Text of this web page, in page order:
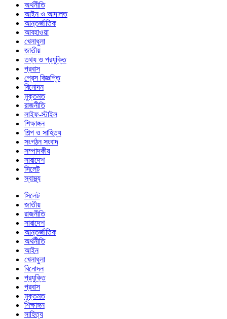
অর্থনীতি
আইন ও আদালত
আন্তর্জাতিক
আবহাওয়া
খেলাধুলা
জাতীয়
তথ্য ও প্রযুক্তি
প্রবাস
প্রেস বিজ্ঞপ্তি
বিনোদন
মুক্তমত
রাজনীতি
লাইফ-স্টাইল
শিক্ষাঙ্গন
শিল্প ও সাহিত্য
সংগঠন সংবাদ
সম্পাদকীয়
সারাদেশ
সিলেট
স্বাস্থ্য
সিলেট
জাতীয়
রাজনীতি
সারাদেশ
আন্তর্জাতিক
অর্থনীতি
আইন
খেলাধুলা
বিনোদন
প্রযুক্তি
প্রবাস
মুক্তমত
শিক্ষাঙ্গন
সাহিত্য